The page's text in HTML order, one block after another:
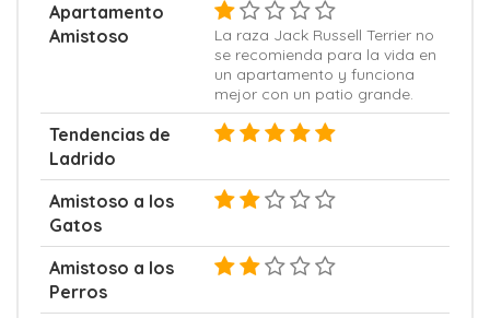
Apartamento
Amistoso
La raza Jack Russell Terrier no
se recomienda para la vida en
un apartamento y funciona
mejor con un patio grande.
Tendencias de
Ladrido
Amistoso a los
Gatos
Amistoso a los
Perros